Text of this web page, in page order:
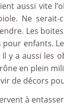
aussi vite
Ne
Les
enfants.
y a aussi les
en plein
de décors
à